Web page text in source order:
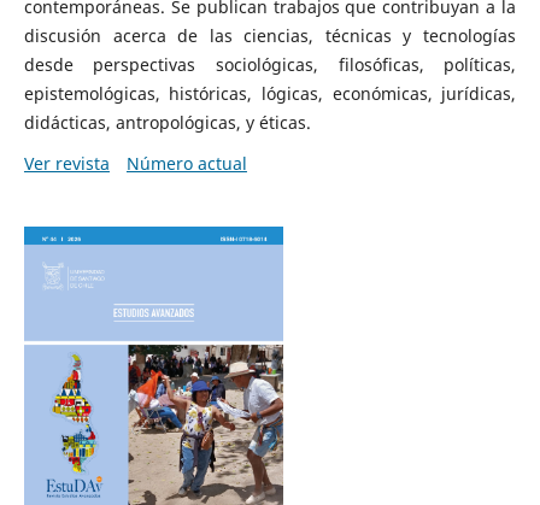
contemporáneas. Se publican trabajos que contribuyan a la
discusión acerca de las ciencias, técnicas y tecnologías
desde perspectivas sociológicas, filosóficas, políticas,
epistemológicas, históricas, lógicas, económicas, jurídicas,
didácticas, antropológicas, y éticas.
Ver revista
Número actual